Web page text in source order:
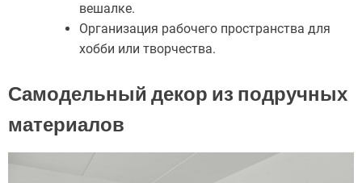
вешалке.
Организация рабочего пространства для
хобби или творчества.
Самодельный декор из подручных
материалов